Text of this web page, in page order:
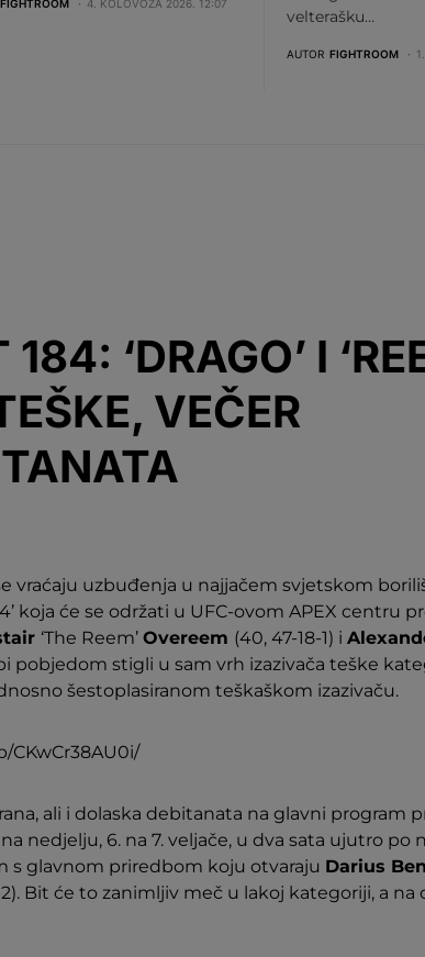
FIGHTROOM 4. KOLOVOZA 2026. 12:07
velterašku…
AUTOR FIGHTROOM
‘DRAGO’ I
VEČER
vraćaju uzbuđenja u najjačem svjetskom
koja će se održati u UFC-ovom APEX centru
‘The Reem’ Overeem (40, 47-18-1) i
pobjedom stigli u sam vrh izazivača teške
šestoplasiranom teškaškom izazivaču.
CKwCr38AU0i/
ali i dolaska debitanata na glavni program
nedjelju, 6. na 7. veljače, u dva sata ujutro po
s glavnom priredbom koju otvaraju Darius
2). Bit će to zanimljiv meč u lakoj kategoriji, a na